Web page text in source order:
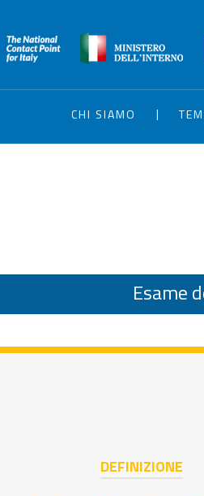
CHI SIAMO |
Esame
DEFINIZIONE